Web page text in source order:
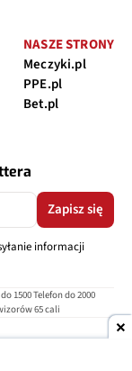
NASZE STRONY
Meczyki.pl
PPE.pl
Bet.pl
Zapisz się
informacji
1500Telefon do 2000
65 cali